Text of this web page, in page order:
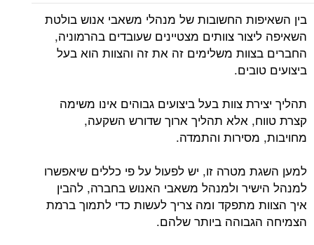
בין השאיפות החשובות של מנהלי משאבי אנוש בולטת
השאיפה ליצור צוותים מצטיינים שעובדים בהרמוניה,
החברים בצוות משלימים זה את זה והצוות הוא בעל
ביצועים טובים.
תהליך יצירת צוות בעל ביצועים גבוהים אינו משימה
קצרת טווח, אלא תהליך ארוך שדורש השקעה,
מחויבות, מסירות והתמדה.
למען השגת מטרה זו, יש לפעול על פי כללים שיאפשרו
למנהל הישיר ולמנהל משאבי האנוש בחברה, להבין
איך הצוות מתפקד ומה צריך לעשות כדי לתמוך ברמת
הצמיחה הגבוהה ביותר שלהם.